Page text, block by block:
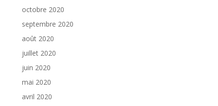
octobre 2020
septembre 2020
août 2020
juillet 2020
juin 2020
mai 2020
avril 2020